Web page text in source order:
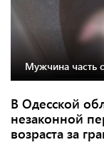
Мужчина часть
В Одесской
незаконной
возраста за